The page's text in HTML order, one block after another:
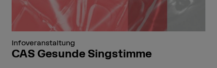
Infoveranstaltung
CAS Gesunde Singstimme